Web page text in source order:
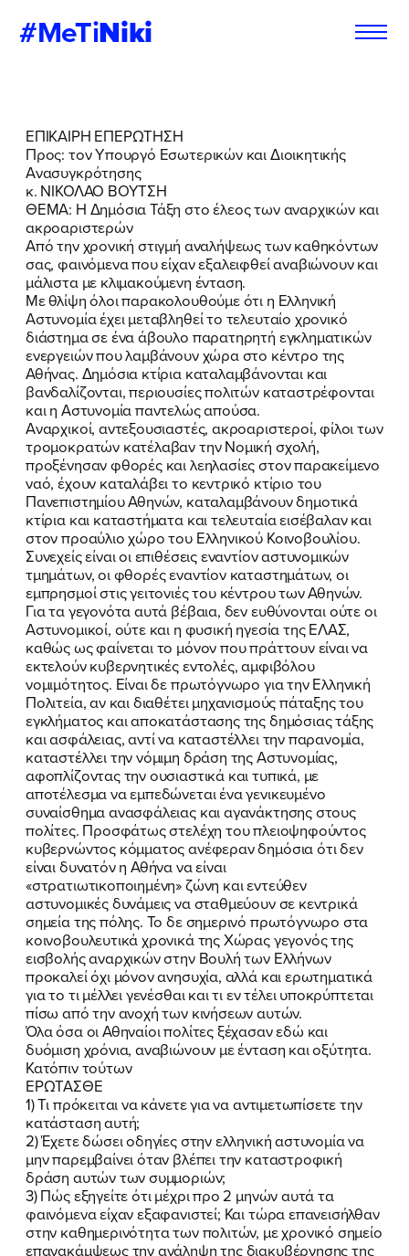
ΠΟΙΑ ΕΙΜΑΙ
ΕΡΓΟ
ΕΚΔΗΛΩΣΕΙΣ
ΝΕΑ
ΕΛΑ ΚΙ ΕΣΥ
#MeTiNiki
ΕΠΙΚΑΙΡΗ ΕΠΕΡΩΤΗΣΗ
Προς: τον Υπουργό Εσωτερικών και Διοικητικής
Ανασυγκρότησης
κ. ΝΙΚΟΛΑΟ ΒΟΥΤΣΗ
ΘΕΜΑ: Η Δημόσια Τάξη στο έλεος των αναρχικών και
ακροαριστερών
Από την χρονική στιγμή αναλήψεως των καθηκόντων
σας, φαινόμενα που είχαν εξαλειφθεί αναβιώνουν και
μάλιστα με κλιμακούμενη ένταση.
Με θλίψη όλοι παρακολουθούμε ότι η Ελληνική
Αστυνομία έχει μεταβληθεί το τελευταίο χρονικό
διάστημα σε ένα άβουλο παρατηρητή εγκληματικών
ενεργειών που λαμβάνουν χώρα στο κέντρο της
Αθήνας. Δημόσια κτίρια καταλαμβάνονται και
βανδαλίζονται, περιουσίες πολιτών καταστρέφονται
και η Αστυνομία παντελώς απούσα.
Αναρχικοί, αντεξουσιαστές, ακροαριστεροί, φίλοι των
τρομοκρατών κατέλαβαν την Νομική σχολή,
προξένησαν φθορές και λεηλασίες στον παρακείμενο
ναό, έχουν καταλάβει το κεντρικό κτίριο του
Πανεπιστημίου Αθηνών, καταλαμβάνουν δημοτικά
κτίρια και καταστήματα και τελευταία εισέβαλαν και
στον προαύλιο χώρο του Ελληνικού Κοινοβουλίου.
Συνεχείς είναι οι επιθέσεις εναντίον αστυνομικών
τμημάτων, οι φθορές εναντίον καταστημάτων, οι
εμπρησμοί στις γειτονιές του κέντρου των Αθηνών.
Για τα γεγονότα αυτά βέβαια, δεν ευθύνονται ούτε οι
Αστυνομικοί, ούτε και η φυσική ηγεσία της ΕΛΑΣ,
καθώς ως φαίνεται το μόνον που πράττουν είναι να
εκτελούν κυβερνητικές εντολές, αμφιβόλου
νομιμότητος. Είναι δε πρωτόγνωρο για την Ελληνική
Πολιτεία, αν και διαθέτει μηχανισμούς πάταξης του
εγκλήματος και αποκατάστασης της δημόσιας τάξης
και ασφάλειας, αντί να καταστέλλει την παρανομία,
καταστέλλει την νόμιμη δράση της Αστυνομίας,
αφοπλίζοντας την ουσιαστικά και τυπικά, με
αποτέλεσμα να εμπεδώνεται ένα γενικευμένο
συναίσθημα ανασφάλειας και αγανάκτησης στους
πολίτες. Προσφάτως στελέχη του πλειοψηφούντος
κυβερνώντος κόμματος ανέφεραν δημόσια ότι δεν
είναι δυνατόν η Αθήνα να είναι
«στρατιωτικοποιημένη» ζώνη και εντεύθεν
αστυνομικές δυνάμεις να σταθμεύουν σε κεντρικά
σημεία της πόλης. Το δε σημερινό πρωτόγνωρο στα
κοινοβουλευτικά χρονικά της Χώρας γεγονός της
εισβολής αναρχικών στην Βουλή των Ελλήνων
προκαλεί όχι μόνον ανησυχία, αλλά και ερωτηματικά
για το τι μέλλει γενέσθαι και τι εν τέλει υποκρύπτεται
πίσω από την ανοχή των κινήσεων αυτών.
Όλα όσα οι Αθηναίοι πολίτες ξέχασαν εδώ και
δυόμιση χρόνια, αναβιώνουν με ένταση και οξύτητα.
Κατόπιν τούτων
ΕΡΩΤΑΣΘΕ
1) Τι πρόκειται να κάνετε για να αντιμετωπίσετε την
κατάσταση αυτή;
2) Έχετε δώσει οδηγίες στην ελληνική αστυνομία να
μην παρεμβαίνει όταν βλέπει την καταστροφική
δράση αυτών των συμμοριών;
3) Πώς εξηγείτε ότι μέχρι προ 2 μηνών αυτά τα
φαινόμενα είχαν εξαφανιστεί; Και τώρα επανεισήλθαν
στην καθημερινότητα των πολιτών, με χρονικό σημείο
επανακάμψεως την ανάληψη της διακυβέρνησης της
Φόρμα
Εθελοντή
Εάν θέλετε να ενημερώνεστε για τις
δράσεις μας, μπορείτε να δηλώσετε
παρακάτω τα στοιχεία σας:
ΣΥΜΠΛΗΡΩΣΤΕ ΤΗ ΦΟΡΜΑ
ΟΝΟΜΑ*
ΕΠΙΘΕΤΟ*
ΤΗΛΕΦΩΝΟ*
EMAIL*
Αποδέχομαι τηνΠολιτική
Προστασίας Προσωπικών
Δεδομένων και τους τουςΌρους
Χρήσηςτου δικτυακού τόπου του
Πολιτικού Γραφείου της Βουλευτού
Νίκης Κεραμέως
ΥΠΟΒΟΛΗ
Εγγραφή στο
Newsletter
Εάν θέλετε να ενημερώνεστε για τις
δράσεις μας, μπορείτε να δηλώσετε
παρακάτω τα στοιχεία σας:
ΣΥΜΠΛΗΡΩΣΤΕ ΤΗ ΦΟΡΜΑ
ΟΝΟΜΑ*
ΕΠΙΘΕΤΟ*
ΤΗΛΕΦΩΝΟ
EMAIL*
Αποδέχομαι τηνΠολιτική
Προστασίας Προσωπικών
Δεδομένων και τους τουςΌρους
Χρήσηςτου δικτυακού τόπου του
Πολιτικού Γραφείου της Βουλευτού
Νίκης Κεραμέως
ΥΠΟΒΟΛΗ